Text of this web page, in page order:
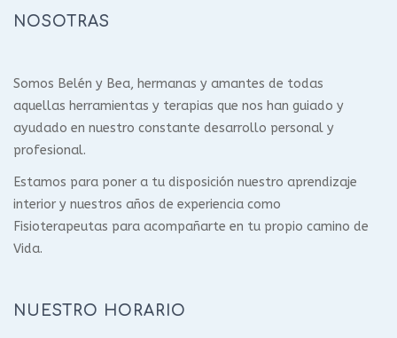
NOSOTRAS
Somos Belén y Bea, hermanas y amantes de todas
aquellas herramientas y terapias que nos han guiado y
ayudado en nuestro constante desarrollo personal y
profesional.
Estamos para poner a tu disposición nuestro aprendizaje
interior y nuestros años de experiencia como
Fisioterapeutas para acompañarte en tu propio camino de
Vida.
NUESTRO HORARIO